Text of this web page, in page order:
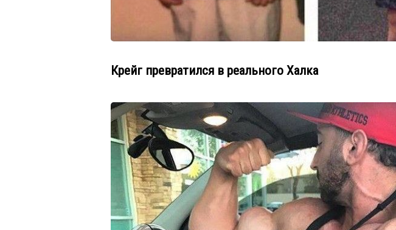
Крейг превратился в реального Халка